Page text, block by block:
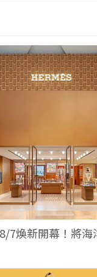
7煥新開幕！將海